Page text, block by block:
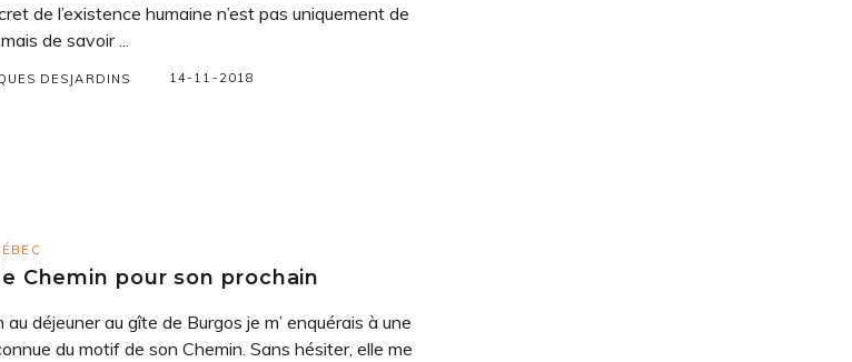
de l’existence humaine n’est pas uniquement de
de savoir ...
DESJARDINS 14-11-2018
Chemin pour son prochain
au déjeuner au gîte de Burgos je m’ enquérais à une
du motif de son Chemin. Sans hésiter, elle me